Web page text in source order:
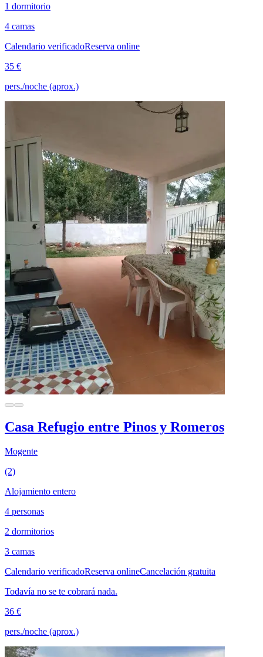
1 dormitorio
4 camas
Calendario verificadoReserva online
35 €
pers./noche (aprox.)
Casa Refugio entre Pinos y Romeros
Mogente
(2)
Alojamiento entero
4 personas
2 dormitorios
3 camas
Calendario verificadoReserva onlineCancelación gratuita
Todavía no se te cobrará nada.
36 €
pers./noche (aprox.)